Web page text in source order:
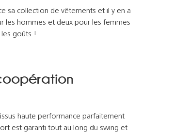
sa collection de vêtements et il y en a
les hommes et deux pour les femmes
goûts !
haute performance parfaitement
est garanti tout au long du swing et